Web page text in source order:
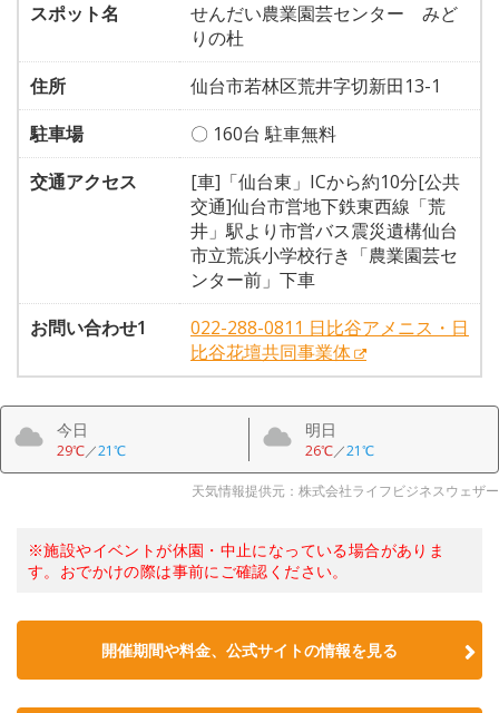
スポット名
せんだい農業園芸センター みど
りの杜
住所
仙台市若林区荒井字切新田13-1
駐車場
〇 160台 駐車無料
交通アクセス
[車]「仙台東」ICから約10分[公共
交通]仙台市営地下鉄東西線「荒
井」駅より市営バス震災遺構仙台
市立荒浜小学校行き「農業園芸セ
ンター前」下車
お問い合わせ1
022-288-0811 日比谷アメニス・日
比谷花壇共同事業体
今日
29℃／21℃
明日
26℃／21℃
天気情報提供元：株式会社ライフビジネスウェザー
※施設やイベントが休園・中止になっている場合がありま
す。おでかけの際は事前にご確認ください。
開催期間や料金、公式サイトの情報を見る